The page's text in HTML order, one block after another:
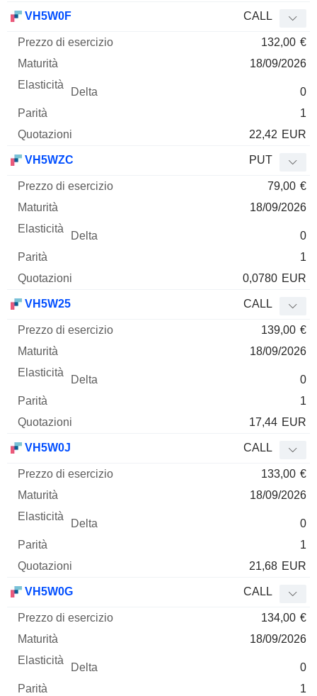
VH5W0F CALL
132,00 €
18/09/2026
0
1
22,42 EUR
VH5WZC PUT
79,00 €
18/09/2026
0
1
0,0780 EUR
VH5W25 CALL
139,00 €
18/09/2026
0
1
17,44 EUR
VH5W0J CALL
133,00 €
18/09/2026
0
1
21,68 EUR
VH5W0G CALL
134,00 €
18/09/2026
0
1